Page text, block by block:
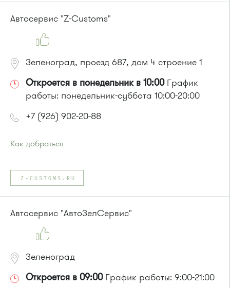
Маршрутка №460М
Автосервис "Z-Customs"
Зеленоград, проезд 687, дом 4 строение 1
Откроется в понедельник в 10:00График
работы: понедельник-суббота 10:00-20:00
+7 (926) 902-20-88
Как добраться
Автобусы № 28, 32.
или до остановки"Улица 1-го Мая"
Автобус № 14, 32, 28
Z-CUSTOMS.RU
Автосервис "АвтоЗелСервис"
Зеленоград
Откроется в 09:00График работы: 9:00-21:00